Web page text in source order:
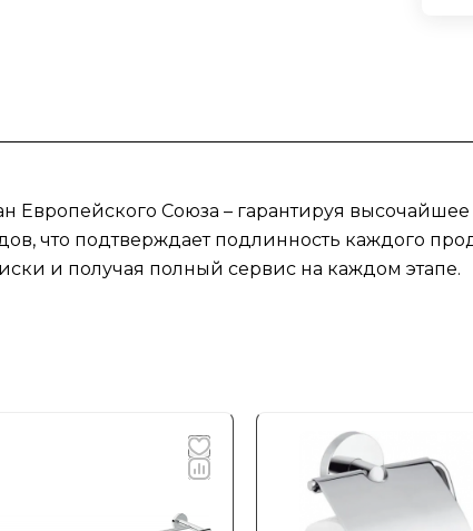
Союза – гарантируя
что подтверждает подлинность каждого
и получая полный сервис на каждом этапе.